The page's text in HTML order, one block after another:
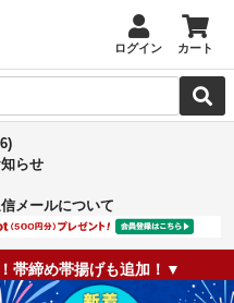
ログイン カート
らせ
メールについて
帯締め帯揚げも追加！▼